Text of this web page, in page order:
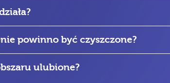
powinno być czyszczone?
ulubione?